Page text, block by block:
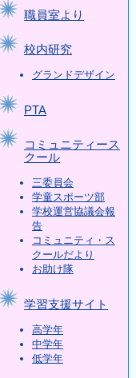
職員室より
校内研究
グランドデザイン
PTA
コミュニティース
クール
三委員会
学童スポーツ部
学校運営協議会報
告
コミュニティ・ス
クールだより
お助け隊
学習支援サイト
高学年
中学年
低学年